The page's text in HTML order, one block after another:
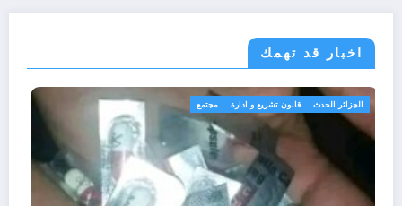
اخبار قد تهمك
الجزائر الحدث قانون تشريع و ادارة مجتمع